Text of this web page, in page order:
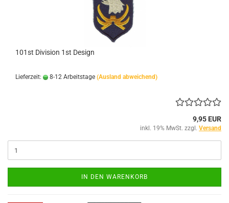
101st Division 1st Design
Lieferzeit: 8-12 Arbeitstage (Ausland abweichend)
9,95 EUR
inkl. 19% MwSt. zzgl. Versand
IN DEN WARENKORB